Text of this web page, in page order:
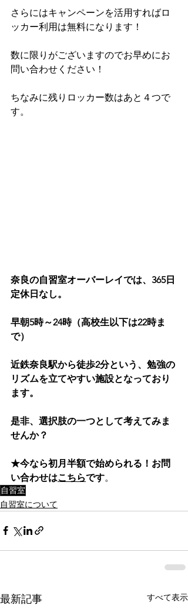
さらにはキャンペーンを活用すればロ
ッカー利用は無料になります！
数に限りがございますのでお早めにお
問い合わせください！
ちなみに残りロッカー数はあと４つで
す。
奈良の自習室オーバーレイでは、365日
定休日なし。
早朝5時～24時（高校生以下は22時ま
で）
近鉄奈良駅から徒歩2分という、勉強の
リズムを立てやすい施設となっており
ます。
是非、選択肢の一つとして考えてみま
せんか？
★今なら初月半額で始められる！お問
い合わせはこちらです。
自習室
自習室について
最新記事 すべて表示